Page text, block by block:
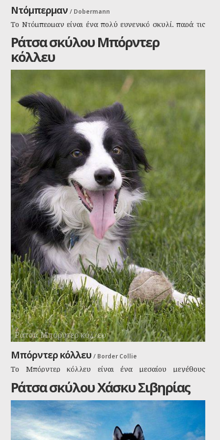
Ντόμπερμαν / Dobermann
Το Ντόμπερμαν είναι ένα πολύ ευγενικό σκυλί, παρά τις
φήμες που το θέλουν επιθετικό και άγριο. Είναι σκυλί για
οικογένειες, ενώ μπορεί να παίξει άνετα με μικρόσωμα
σκυλάκια και γατάκια.
Ράτσα σκύλου Μπόρντερ
κόλλευ
Ράτσα Μπόρντερ κόλλευ
Μπόρντερ κόλλευ / Border Collie
Το Μπόρντερ κόλλευ είναι ένα μεσαίου μεγέθους
αθλητικό σκυλί, που εκτράφηκε για εργασία. Τρομερά
έξυπνη ράτσα με μία έμφυτη τάση να συνεργάζεται με
τους ανθρώπους.
Ράτσα σκύλου Χάσκυ Σιβηρίας